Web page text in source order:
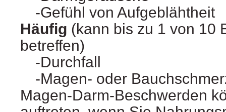
Gefühl von Aufgeblähtheit
Häufig (kann bis zu 1 von 10
betreffen)
Durchfall
Magen- oder
Magen-Darm-Beschwerden